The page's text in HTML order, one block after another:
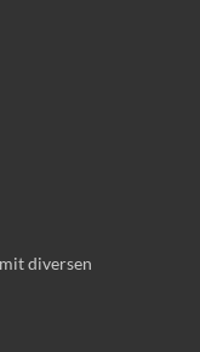
diversen